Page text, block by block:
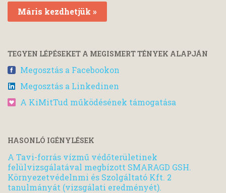
Máris kezdhetjük »
TEGYEN LÉPÉSEKET A MEGISMERT TÉNYEK ALAPJÁN
Megosztás a Facebookon
Megosztás a Linkedinen
A KiMitTud működésének támogatása
HASONLÓ IGÉNYLÉSEK
A Tavi-forrás vízmű védőterületinek
felülvizsgálatával megbízott SMARAGD GSH.
Környezetvédelnmi és Szolgáltató Kft. 2
tanulmányát (vizsgálati eredményét).